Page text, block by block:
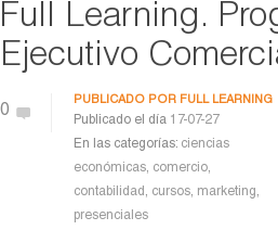
Full Learning.
Ejecutivo
0
PUBLICADO POR FULL LEARNING
Publicado el día 17-07-27
En las categorías: ciencias
económicas, comercio,
contabilidad , cursos, marketing,
presenciales